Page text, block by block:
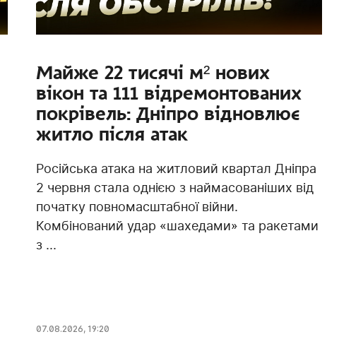
Майже 22 тисячі м² нових
вікон та 111 відремонтованих
покрівель: Дніпро відновлює
житло після атак
Російська атака на житловий квартал Дніпра
2 червня стала однією з наймасованіших від
початку повномасштабної війни.
Комбінований удар «шахедами» та ракетами
з ...
07.08.2026, 19:20